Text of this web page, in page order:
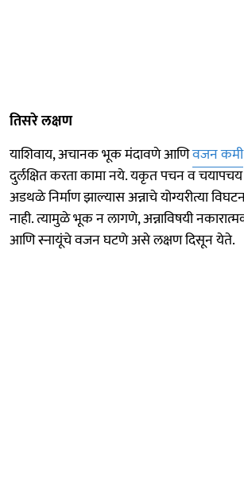
तिसरे लक्षण
याशिवाय, अचानक भूक मंदावणे आणिवजन कमी
दुर्लक्षित करता कामा नये. यकृत पचन व चयापचय
अडथळे निर्माण झाल्यास अन्नाचे योग्यरीत्या
नाही. त्यामुळे भूक न लागणे, अन्नाविषयी
आणि स्नायूंचे वजन घटणे असे लक्षण दिसून येते.